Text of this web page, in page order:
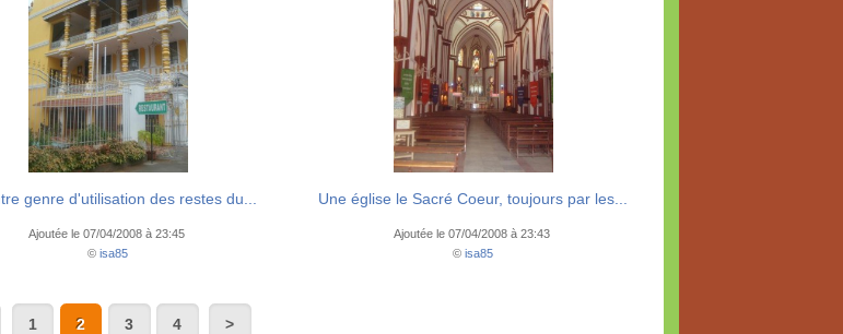
genre d'utilisation des restes du...
Ajoutée le 07/04/2008 à 23:45
©isa85
Une église le Sacré Coeur, toujours par les...
Ajoutée le 07/04/2008 à 23:43
©isa85
1 2 3 4